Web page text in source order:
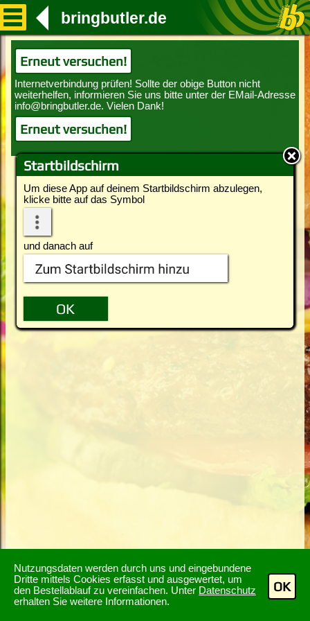
Nutzungsdaten werden durch uns und eingebundene
Dritte mittels Cookies erfasst und ausgewertet, um
den Bestellablauf zu vereinfachen. Unter Datenschutz
erhalten Sie weitere Informationen.
OK
Startbildschirm
Um diese App auf deinem Startbildschirm abzulegen,
klicke bitte auf das Symbol
und danach auf
bringbutler.de
Erneut versuchen!
Erneut versuchen!